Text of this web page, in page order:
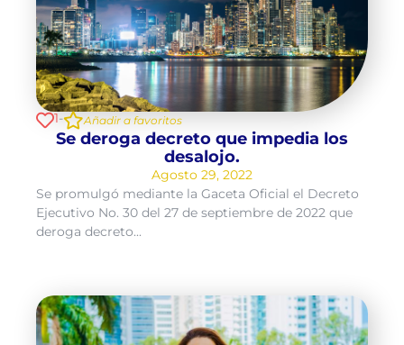
1- Añadir a favoritos
Se deroga decreto que impedia los
desalojo.
Agosto 29, 2022
Se promulgó mediante la Gaceta Oficial el Decreto
Ejecutivo No. 30 del 27 de septiembre de 2022 que
deroga decreto...